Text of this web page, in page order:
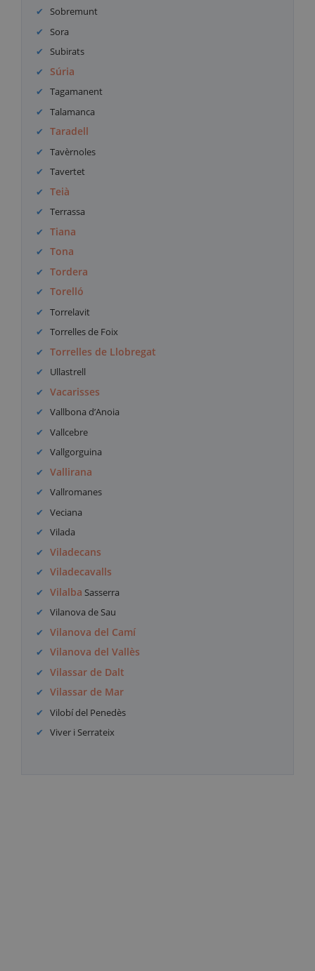
Sobremunt
Sora
Subirats
Súria
Tagamanent
Talamanca
Taradell
Tavèrnoles
Tavertet
Teià
Terrassa
Tiana
Tona
Tordera
Torelló
Torrelavit
Torrelles de Foix
Torrelles de Llobregat
Ullastrell
Vacarisses
Vallbona d’Anoia
Vallcebre
Vallgorguina
Vallirana
Vallromanes
Veciana
Vilada
Viladecans
Viladecavalls
Vilalba Sasserra
Vilanova de Sau
Vilanova del Camí
Vilanova del Vallès
Vilassar de Dalt
Vilassar de Mar
Vilobí del Penedès
Viver i Serrateix